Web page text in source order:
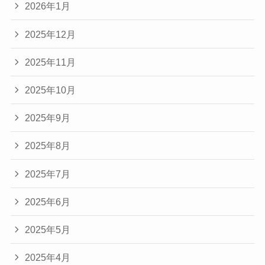
2026年1月
2025年12月
2025年11月
2025年10月
2025年9月
2025年8月
2025年7月
2025年6月
2025年5月
2025年4月